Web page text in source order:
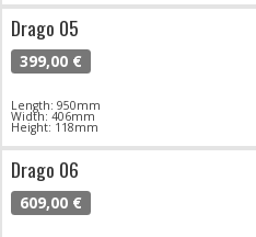
Drago 05
399,00 €
Length: 950mm
Width: 406mm
Height: 118mm
Drago 06
609,00 €